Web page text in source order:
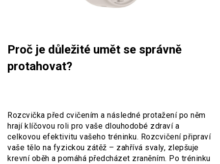
Proč je důležité umět se správně
protahovat?
Rozcvička před cvičením a následné protažení po něm
hrají klíčovou roli pro vaše dlouhodobé zdraví a
celkovou efektivitu vašeho tréninku. Rozcvičení připraví
vaše tělo na fyzickou zátěž – zahřívá svaly, zlepšuje
krevní oběh a pomáhá předcházet zraněním. Po tréninku